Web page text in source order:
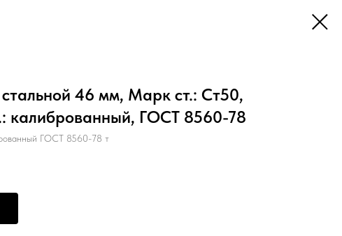
46 мм, Марк ст.: Ст50,
калиброванный, ГОСТ 8560-78
ГОСТ 8560-78 т